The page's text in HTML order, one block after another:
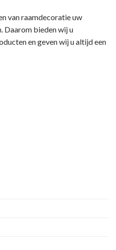
van raamdecoratie uw
Daarom bieden wij u
en geven wij u altijd een